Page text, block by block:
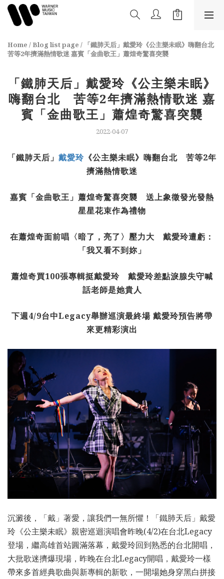
Home / Blog list page / 「鐵肺天后」戴愛玲《公主樂未眠》嗨翻台北
苦等2年擠滿熱情歌迷 嘉賓「金曲歌王」蕭煌奇驚喜突襲
「鐵肺天后」戴愛玲《公主樂未眠》
嗨翻台北 苦等2年擠滿熱情歌迷 嘉
賓「金曲歌王」蕭煌奇驚喜突襲
2022-04-07
「鐵肺天后」 戴愛玲 《公主樂未眠》嗨翻台北 苦等2年
擠滿熱情歌迷
嘉賓「金曲歌王」蕭煌奇驚喜突襲 送上象徵發光發熱
星星花束作為禮物
在蕭煌奇面前唱〈暗了，亮了〉壓力大 戴愛玲遭虧：
「我又看不到妳」
蕭煌奇買100張專輯挺戴愛玲 戴愛玲差點淚腺失守喊
話老師是她貴人
下週4/9台中Legacy舉辦巡演最終場 戴愛玲預告將帶
來更精彩演出
沉澱後，「戴」著愛，讓我們一無所懼！「鐵肺天后」戴愛
玲《公主樂未眠》親密巡迴演唱會昨晚(4/2)在台北Legacy
登場，繼高雄首站圓滿落幕，戴愛玲回到熟悉的台北開唱，
大批歌迷擠爆現場，昨晚在台北Legacy開唱，戴愛玲一樣
帶來多首經典歌曲與新專輯的新歌，一開場她身穿黑白拼接